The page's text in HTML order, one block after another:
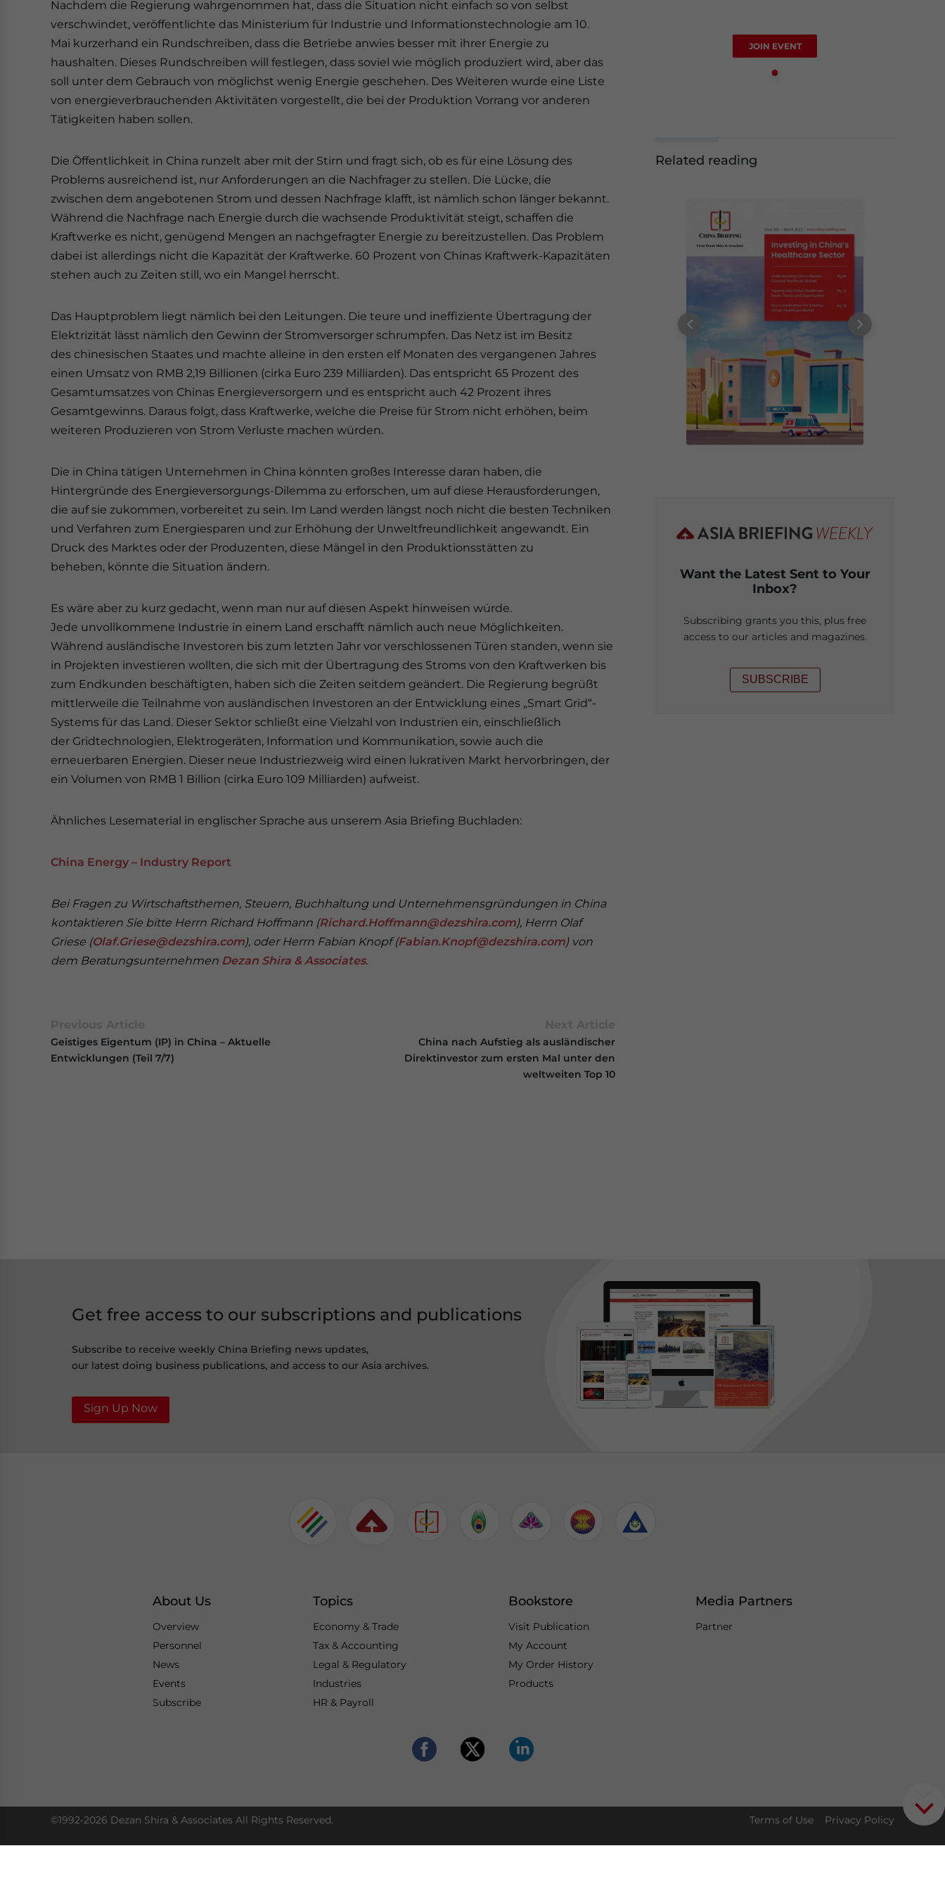
Nachdem die Regierung wahrgenommen hat, dass die Situation nicht einfach so von selbst
verschwindet, veröffentlichte das Ministerium für Industrie und Informationstechnologie am 10.
Mai kurzerhand ein Rundschreiben, dass die Betriebe anwies besser mit ihrer Energie zu
haushalten. Dieses Rundschreiben will festlegen, dass soviel wie möglich produziert wird, aber das
soll unter dem Gebrauch von möglichst wenig Energie geschehen. Des Weiteren wurde eine Liste
von energieverbrauchenden Aktivitäten vorgestellt, die bei der Produktion Vorrang vor anderen
Tätigkeiten haben sollen.
Die Öffentlichkeit in China runzelt aber mit der Stirn und fragt sich, ob es für eine Lösung des
Problems ausreichend ist, nur Anforderungen an die Nachfrager zu stellen. Die Lücke, die
zwischen dem angebotenen Strom und dessen Nachfrage klafft, ist nämlich schon länger bekannt.
Während die Nachfrage nach Energie durch die wachsende Produktivität steigt, schaffen die
Kraftwerke es nicht, genügend Mengen an nachgefragter Energie zu bereitzustellen. Das Problem
dabei ist allerdings nicht die Kapazität der Kraftwerke. 60 Prozent von Chinas Kraftwerk-Kapazitäten
stehen auch zu Zeiten still, wo ein Mangel herrscht.
Das Hauptproblem liegt nämlich bei den Leitungen. Die teure und ineffiziente Übertragung der
Elektrizität lässt nämlich den Gewinn der Stromversorger schrumpfen. Das Netz ist im Besitz
des chinesischen Staates und machte alleine in den ersten elf Monaten des vergangenen Jahres
einen Umsatz von RMB 2,19 Billionen (cirka Euro 239 Milliarden). Das entspricht 65 Prozent des
Gesamtumsatzes von Chinas Energieversorgern und es entspricht auch 42 Prozent ihres
Gesamtgewinns. Daraus folgt, dass Kraftwerke, welche die Preise für Strom nicht erhöhen, beim
weiteren Produzieren von Strom Verluste machen würden.
Die in China tätigen Unternehmen in China könnten großes Interesse daran haben, die
Hintergründe des Energieversorgungs-Dilemma zu erforschen, um auf diese Herausforderungen,
die auf sie zukommen, vorbereitet zu sein. Im Land werden längst noch nicht die besten Techniken
und Verfahren zum Energiesparen und zur Erhöhung der Unweltfreundlichkeit angewandt. Ein
Druck des Marktes oder der Produzenten, diese Mängel in den Produktionsstätten zu
beheben, könnte die Situation ändern.
Es wäre aber zu kurz gedacht, wenn man nur auf diesen Aspekt hinweisen würde.
Jede unvollkommene Industrie in einem Land erschafft nämlich auch neue Möglichkeiten.
Während ausländische Investoren bis zum letzten Jahr vor verschlossenen Türen standen, wenn sie
in Projekten investieren wollten, die sich mit der Übertragung des Stroms von den Kraftwerken bis
zum Endkunden beschäftigten, haben sich die Zeiten seitdem geändert. Die Regierung begrüßt
mittlerweile die Teilnahme von ausländischen Investoren an der Entwicklung eines „Smart Grid“-
Systems für das Land. Dieser Sektor schließt eine Vielzahl von Industrien ein, einschließlich
der Gridtechnologien, Elektrogeräten, Information und Kommunikation, sowie auch die
erneuerbaren Energien. Dieser neue Industriezweig wird einen lukrativen Markt hervorbringen, der
ein Volumen von RMB 1 Billion (cirka Euro 109 Milliarden) aufweist.
Ähnliches Lesematerial in englischer Sprache aus unserem Asia Briefing Buchladen:
China Energy – Industry Report
Bei Fragen zu Wirtschaftsthemen, Steuern, Buchhaltung und Unternehmensgründungen in China
kontaktieren Sie bitte Herrn Richard Hoffmann (Richard.Hoffmann@dezshira.com), Herrn Olaf
Griese (Olaf.Griese@dezshira.com), oder Herrn Fabian Knopf (Fabian.Knopf@dezshira.com) von
dem Beratungsunternehmen Dezan Shira & Associates.
Geistiges Eigentum (IP) in China – Aktuelle
Entwicklungen (Teil 7/7)
China nach Aufstieg als ausländischer
Direktinvestor zum ersten Mal unter den
weltweiten Top 10
JOIN EVENT
Related reading
Want the Latest Sent to Your
Inbox?
Subscribing grants you this, plus free
access to our articles and magazines.
SUBSCRIBE
Get free access to our subscriptions and publications
Subscribe to receive weekly China Briefing news updates,
our latest doing business publications, and access to our Asia archives.
Sign Up Now
About Us
Overview
Personnel
News
Events
Subscribe
Topics
Economy & Trade
Tax & Accounting
Legal & Regulatory
Industries
HR & Payroll
Bookstore
Visit Publication
My Account
My Order History
Products
Media Partners
Partner
©1992-2026 Dezan Shira & Associates All Rights Reserved. Terms of Use Privacy Policy